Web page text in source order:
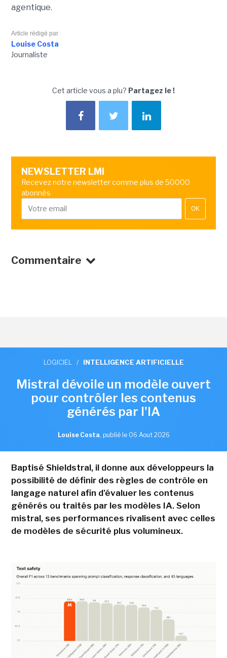
agentique.
Article rédigé par
Louise Costa
Journaliste
Cet article vous a plu? Partagez le !
NEWSLETTER LMI
Recevez notre newsletter comme plus de 50000
abonnés
OK
Commentaire
LOGICIEL / INTELLIGENCE ARTIFICIELLE
Mistral dévoile un modèle ouvert
pour contrôler les contenus
générés par l'IA
Louise Costa, publié le 06 Aout 2026
Baptisé Shieldstral, il donne aux développeurs la
possibilité de définir des règles de contrôle en
langage naturel afin d'évaluer les contenus
générés ou traités par les modèles IA. Selon
mistral, ses performances rivalisent avec celles
de modèles de sécurité plus volumineux.